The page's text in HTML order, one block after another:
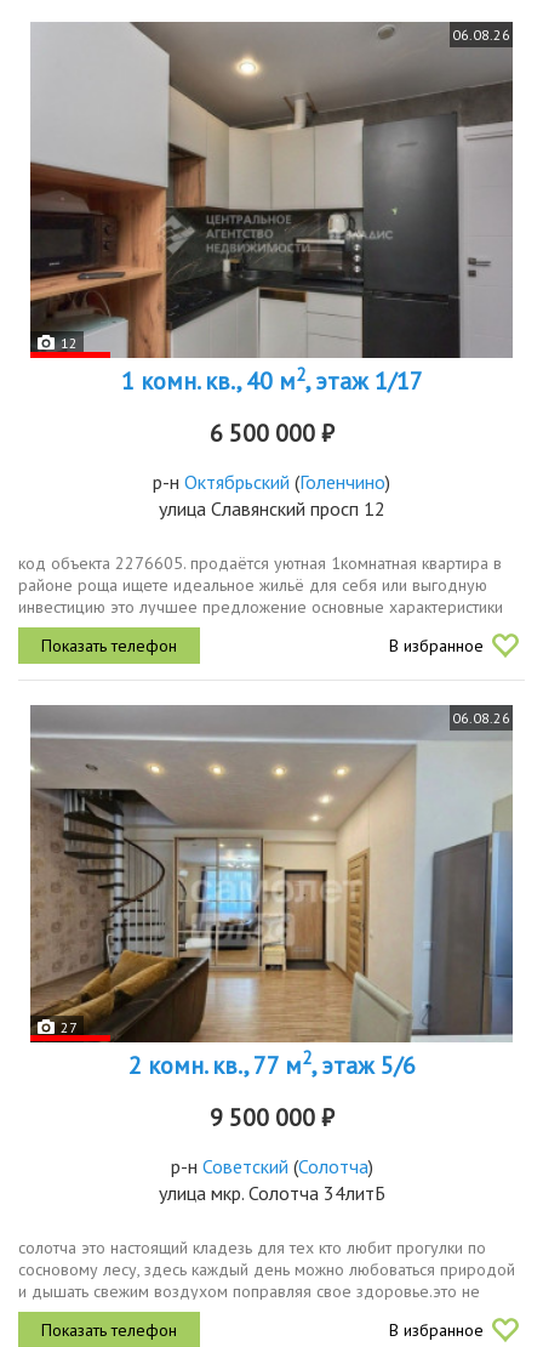
06.08.26
12
1 комн. кв., 40 м2, этаж 1/17
6 500 000 ₽
р-н Октябрьский (Голенчино)
улица Славянский просп 12
код объекта 2276605. продаётся уютная 1комнатная квартира в
районе роща ищете идеальное жильё для себя или выгодную
инвестицию это лучшее предложение основные характеристики
общая площадь 40,2 кв. м жилая площадь 14,3 кв. м просторная
кухня 15 кв....
В избранное
06.08.26
27
2 комн. кв., 77 м2, этаж 5/6
9 500 000 ₽
р-н Советский (Солотча)
улица мкр. Солотча 34литБ
солотча это настоящий кладезь для тех кто любит прогулки по
сосновому лесу, здесь каждый день можно любоваться природой
и дышать свежим воздухом поправляя свое здоровье.это не
просто место, настоящее санаторный рай, где пешие маршруты до
реки оки и...
В избранное